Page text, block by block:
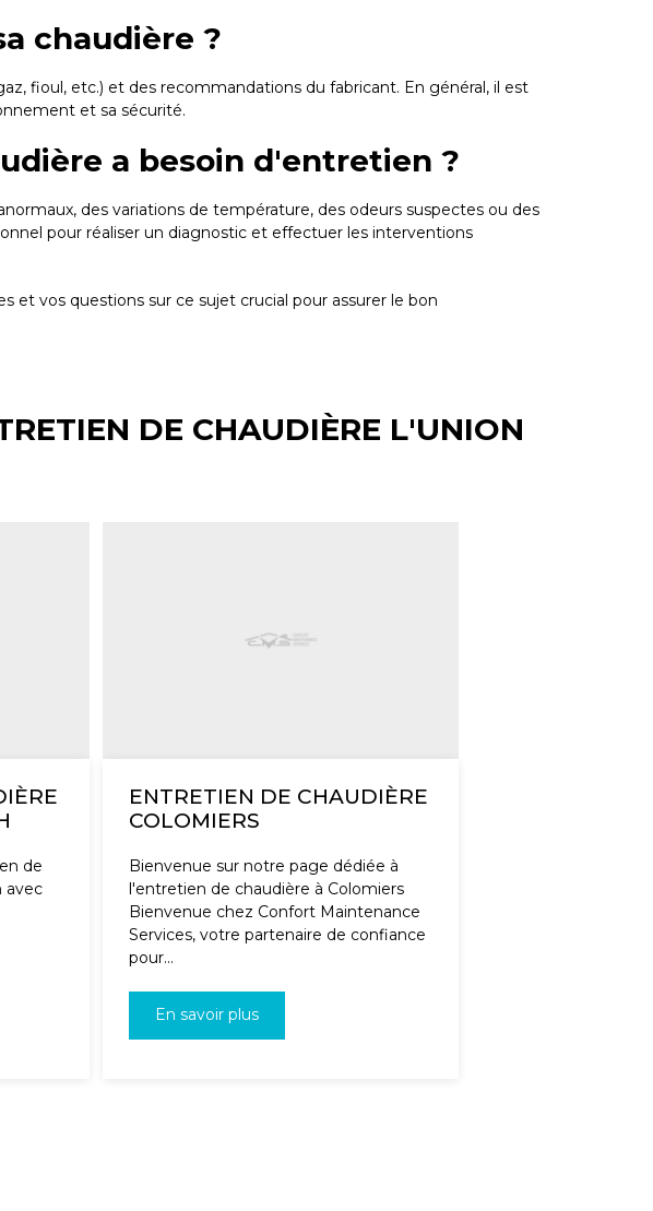
chaudière ?
fioul, etc.) et des recommandations du fabricant. En général, il est
et sa sécurité.
a besoin d'entretien ?
des variations de température, des odeurs suspectes ou des
pour réaliser un diagnostic et effectuer les interventions
et vos questions sur ce sujet crucial pour assurer le bon
DE CHAUDIÈRE L'UNION
de
avec
ENTRETIEN DE CHAUDIÈRE
COLOMIERS
Bienvenue sur notre page dédiée à
l'entretien de chaudière à Colomiers
Bienvenue chez Confort Maintenance
Services, votre partenaire de confiance
pour...
En savoir plus